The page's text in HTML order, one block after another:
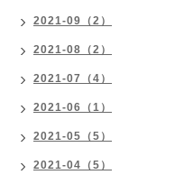
2021-09（2）
2021-08（2）
2021-07（4）
2021-06（1）
2021-05（5）
2021-04（5）